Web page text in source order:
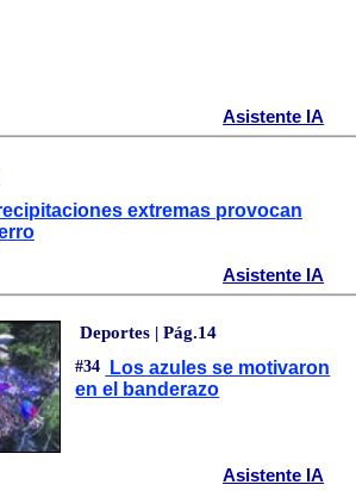
Asistente IA
extremas provocan
Asistente IA
Deportes | Pág.14
#34
Los azules se motivaron
en el banderazo
Asistente IA